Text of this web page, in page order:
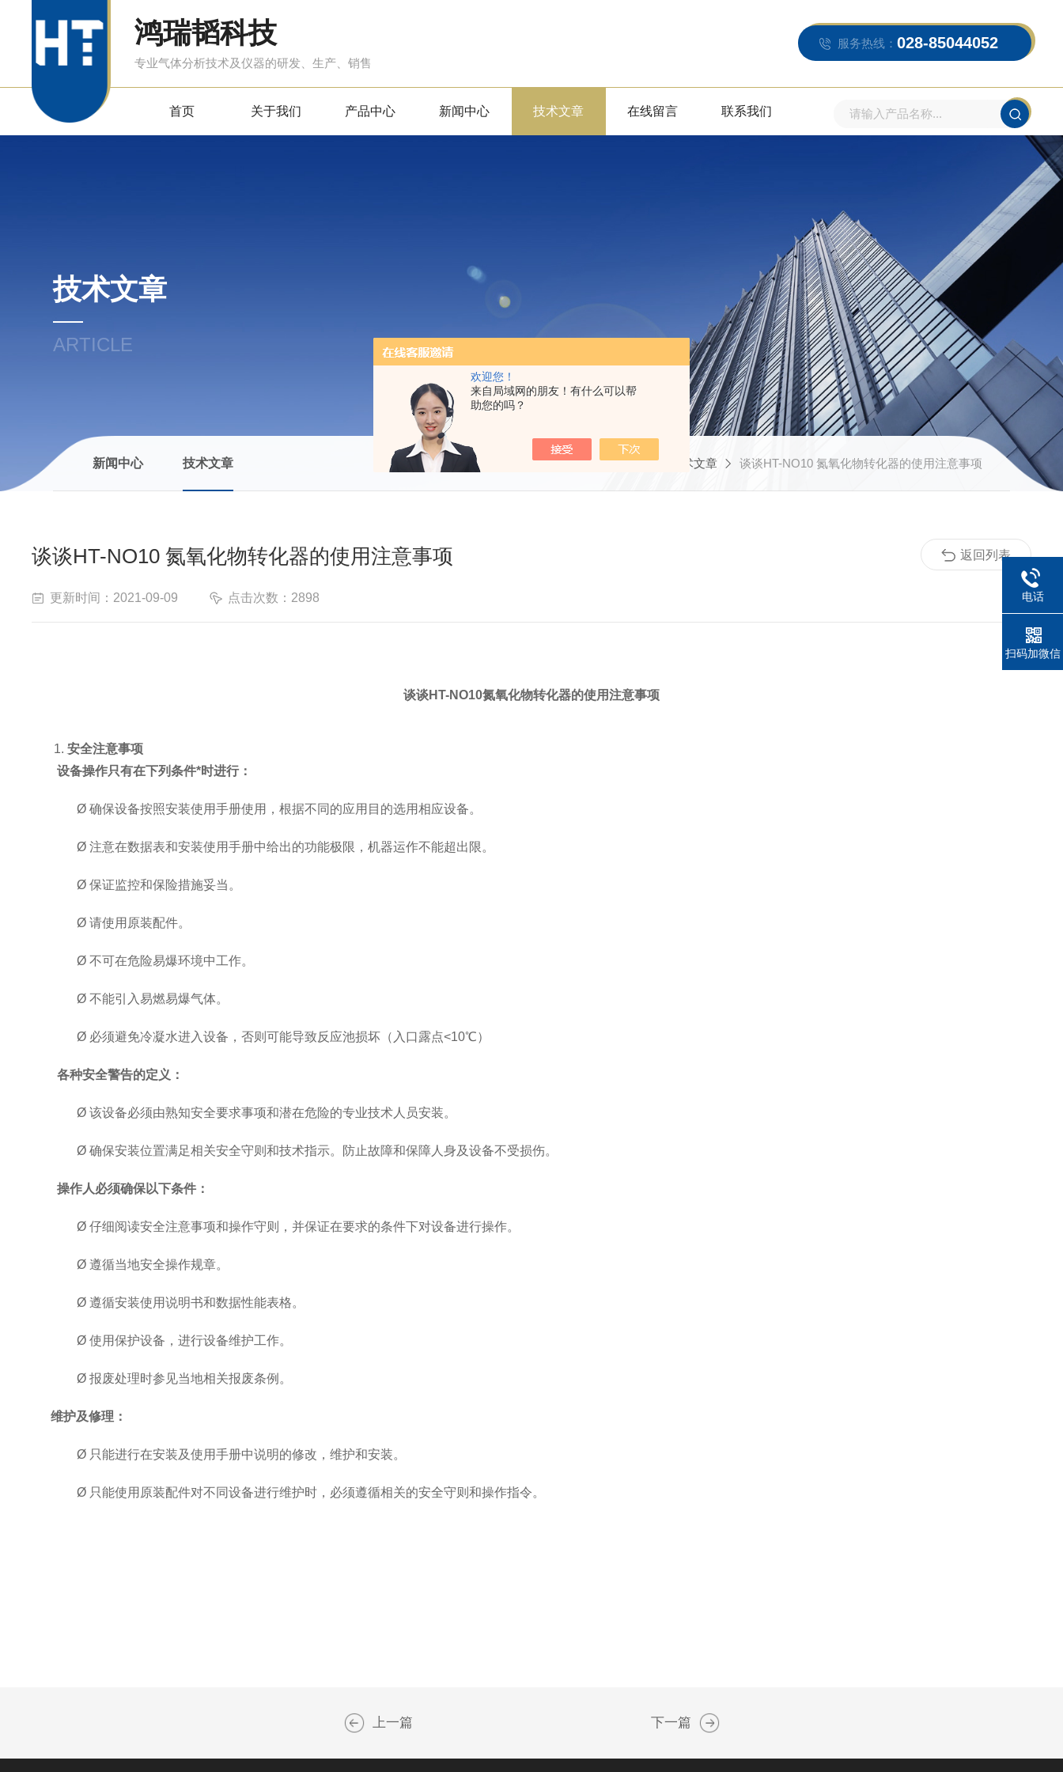
欢迎您！
来自局域网的朋友！有什么可以帮
助您的吗？
鸿瑞韬科技
专业气体分析技术及仪器的研发、生产、销售
服务热线： 028-85044052
首页 关于我们 产品中心 新闻中心 技术文章 在线留言 联系我们
技术文章
ARTICLE
新闻中心 技术文章 当前位置：首页 技术文章 谈谈HT-NO10 氮氧化物转化器的使用注意事项
谈谈HT-NO10 氮氧化物转化器的使用注意事项
更新时间：2021-09-09 点击次数：2898
谈谈HT-NO10氮氧化物转化器的使用注意事项
1.安全注意事项
设备操作只有在下列条件*时进行：
Ø确保设备按照安装使用手册使用，根据不同的应用目的选用相应设备。
Ø注意在数据表和安装使用手册中给出的功能极限，机器运作不能超出限。
Ø保证监控和保险措施妥当。
Ø请使用原装配件。
Ø不可在危险易爆环境中工作。
Ø不能引入易燃易爆气体。
Ø 必须避免冷凝水进入设备，否则可能导致反应池损坏（入口露点<10℃）
各种安全警告的定义：
Ø该设备必须由熟知安全要求事项和潜在危险的专业技术人员安装。
Ø确保安装位置满足相关安全守则和技术指示。防止故障和保障人身及设备不受损伤。
操作人必须确保以下条件：
Ø仔细阅读安全注意事项和操作守则，并保证在要求的条件下对设备进行操作。
Ø遵循当地安全操作规章。
Ø遵循安装使用说明书和数据性能表格。
Ø使用保护设备，进行设备维护工作。
Ø报废处理时参见当地相关报废条例 。
维护及修理：
Ø 只能进行在安装及使用手册中说明的修改，维护和安装。
Ø 只能使用原装配件对不同设备进行维护时，必须遵循相关的安全守则和操作指令。
返回列表
上一篇 下一篇
电话
扫码加微信